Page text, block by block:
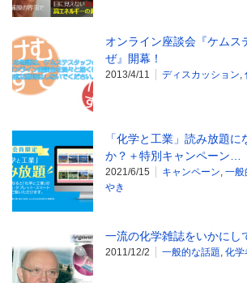
オンライン座談会『ケムス
ぜ』開幕！
2013/4/11 ディスカッション,
「化学と工業」読み放題
か？＋特別キャンペーン…
2021/6/15 キャンペーン, 一般
やき
一流の化学雑誌をいかにし
2011/12/2 一般的な話題, 化学